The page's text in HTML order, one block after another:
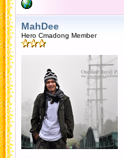
MahDee
Hero Cmadong Member